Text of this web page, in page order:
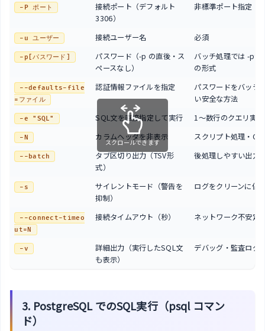
-P ポート
接続ポート（デフォルト
3306）
非標準ポート指定
-u ユーザー 接続ユーザー名 必須
-p[パスワード]
パスワード（-p の直後・ス
ペースなし）
バッチ処理では -
の形式
--defaults-file
=ファイル
認証情報ファイルを指定
パスワードをバッチ
い安全な方法
-e "SQL" SQL文を直接指定して実行 1〜数行のクエリ実行
-N カラムヘッダを非表示 スクリプト処理・
--batch
タブ区切り出力（TSV形
式）
後処理しやすい出力
-s
サイレントモード（警告を
抑制）
ログをクリーンに保
--connect-timeo
ut=N
接続タイムアウト（秒） ネットワーク不安定
-v
詳細出力（実行したSQL文
も表示）
デバッグ・監査ログ
スクロールできます
3. PostgreSQL でのSQL実行（psql コマン
ド）